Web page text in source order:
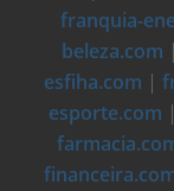
franquia-
beleza.com |
esfiha.com |
esporte.com |